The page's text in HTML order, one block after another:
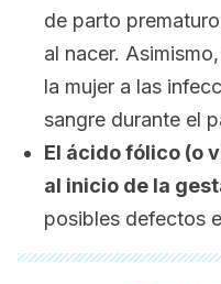
de parto
al nacer.
la mujer a las
sangre durante el
El ácido fólico (o
al inicio de la
posibles defectos